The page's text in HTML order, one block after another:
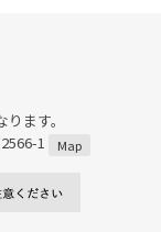
ます。
1
Map